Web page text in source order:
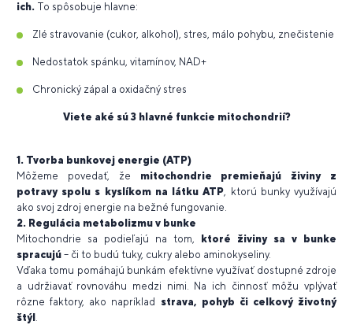
ich. To spôsobuje hlavne:
Zlé stravovanie (cukor, alkohol), stres, málo pohybu, znečistenie
Nedostatok spánku, vitamínov, NAD+
Chronický zápal a oxidačný stres
Viete aké sú 3 hlavné funkcie mitochondrií?
1. Tvorba bunkovej energie (ATP)
Môžeme povedať, že mitochondrie premieňajú živiny z
potravy spolu s kyslíkom na látku ATP, ktorú bunky využívajú
ako svoj zdroj energie na bežné fungovanie.
2. Regulácia metabolizmu v bunke
Mitochondrie sa podieľajú na tom,
ktoré živiny sa v bunke
spracujú – či to budú tuky, cukry alebo aminokyseliny.
Vďaka tomu pomáhajú bunkám efektívne využívať dostupné zdroje
a udržiavať rovnováhu medzi nimi. Na ich činnosť môžu vplývať
rôzne faktory, ako napríklad strava, pohyb či celkový životný
štýl .